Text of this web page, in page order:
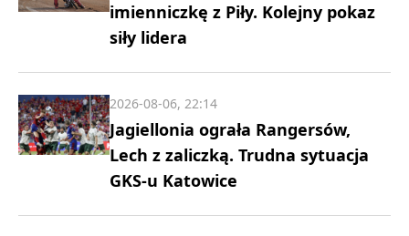
imienniczkę z Piły. Kolejny pokaz
siły lidera
Jagiellonia ograła Rangersów,
Lech z zaliczką. Trudna sytuacja
GKS-u Katowice
2026-08-06, 22:14